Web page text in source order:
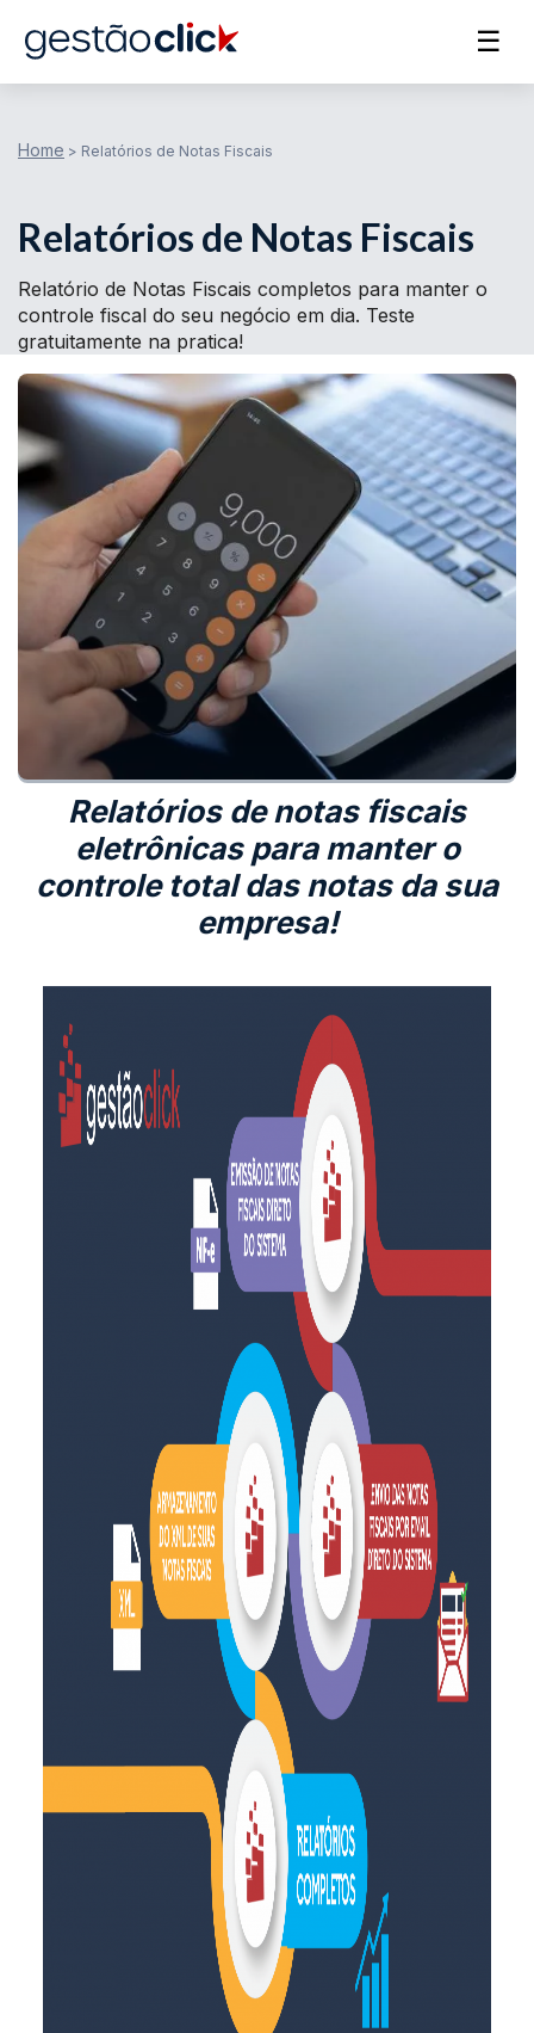
☰
Home > Relatórios de Notas Fiscais
Relatórios de Notas Fiscais
Relatório de Notas Fiscais completos para manter o
controle fiscal do seu negócio em dia. Teste
gratuitamente na pratica!
Relatórios de notas fiscais
eletrônicas para manter o
controle total das notas da sua
empresa!